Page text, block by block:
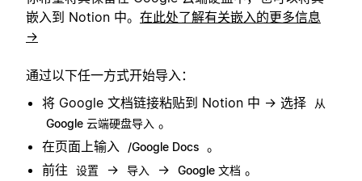
嵌入到 Notion 中。 在此处了解有关嵌入的更多信息
→
通过以下任一方式开始导入：
将 Google 文档链接粘贴到 Notion 中 → 选择
从
Google 云端硬盘导入 。
在页面上输入
/Google Docs 。
前往
设置 → 导入 → Google 文档 。